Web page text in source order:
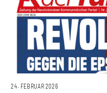
24. FEBRUAR 2026